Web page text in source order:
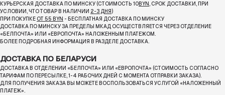
КУРЬЕРСКАЯ ДОСТАВКА ПО МИНСКУ (СТОИМОСТЬ 10BYN, СРОК ДОСТАВКИ, ПРИ
УСЛОВИИ, ЧТО ТОВАР В НАЛИЧИИ 2-3 ДНЯ )
ПРИ ПОКУПКЕ ОТ 55 BYN - БЕСПЛАТНАЯ ДОСТАВКА ПО МИНСКУ
ДОСТАВКА ПО МИНСКУ ЗА ПРЕДЕЛЫ МКАД ОСУЩЕСТВЛЯЕТСЯ ЧЕРЕЗ ОТДЕЛЕНИЕ
«БЕЛПОЧТА» ИЛИ «ЕВРОПОЧТА» НАЛОЖЕННЫМ ПЛАТЕЖОМ.
БОЛЕЕ ПОДРОБНАЯ ИНФОРМАЦИЯ В РАЗДЕЛЕ ДОСТАВКА.
ДОСТАВКА ПО БЕЛАРУСИ
ДОСТАВКА В ОТДЕЛЕНИИ «БЕЛПОЧТА» ИЛИ «ЕВРОПОЧТА» (СТОИМОСТЬ СОГЛАСНО
ТАРИФАМ ПО ПЕРЕСЫЛКЕ, 1-4 РАБОЧИХ ДНЕЙ С МОМЕНТА ОТПРАВКИ ЗАКАЗА).
ДЛЯ ПОЛУЧЕНИЯ ЗАКАЗА ВЫ МОЖЕТЕ ВОСПОЛЬЗОВАТЬСЯ УСЛУГОЙ «НАЛОЖЕННЫЙ
ПЛАТЕЖ».